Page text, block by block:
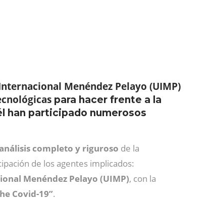
Menéndez Pelayo (UIMP)
para hacer frente a la
han participado numerosos
completo y riguroso de la
de los agentes implicados:
Menéndez Pelayo (UIMP), con la
Covid-19”.